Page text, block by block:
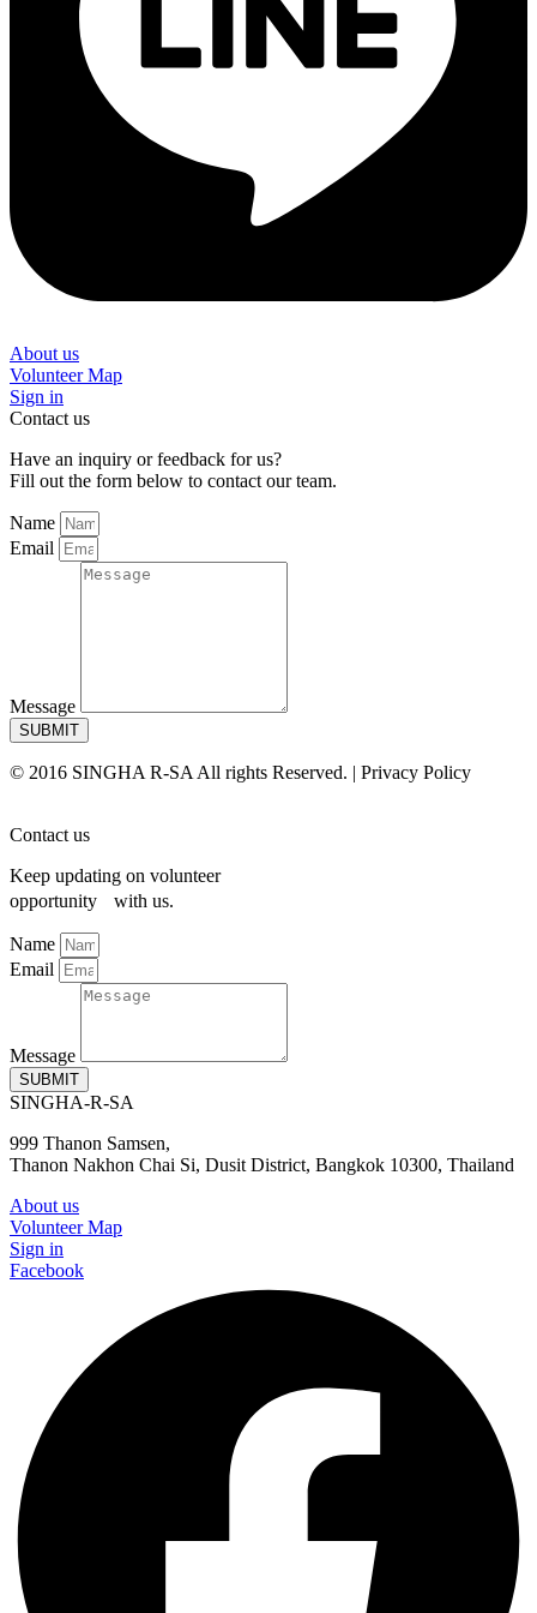
About us
Volunteer Map
Sign in
Contact us
Have an inquiry or feedback for us?
Fill out the form below to contact our team.
Name
Email
Message
SUBMIT
© 2016 SINGHA R-SA All rights Reserved. | Privacy Policy
Contact us
Keep updating on volunteer
opportunity with us.
Name
Email
Message
SUBMIT
SINGHA-R-SA
999 Thanon Samsen,
Thanon Nakhon Chai Si, Dusit District, Bangkok 10300, Thailand
About us
Volunteer Map
Sign in
Facebook